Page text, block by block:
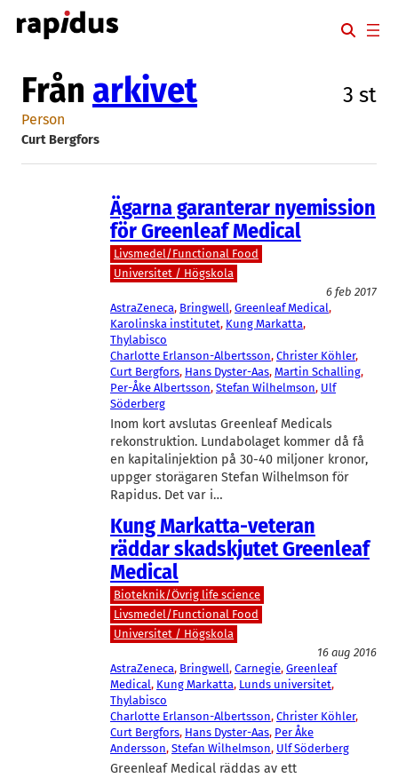
Hoppa
till
Från arkivet 3 st
Person
Curt Bergfors
Ägarna garanterar nyemission
för Greenleaf Medical
Livsmedel/Functional Food
Universitet / Högskola
6 feb 2017
AstraZeneca, Bringwell, Greenleaf Medical
Karolinska institutet, Kung Markatta
Thylabisco
Charlotte Erlanson-Albertsson, Christer Köhler
Curt Bergfors, Hans Dyster-Aas, Martin Schalling
Per-Åke Albertsson, Stefan Wilhelmson, Ulf
Söderberg
Inom kort avslutas Greenleaf Medicals
rekonstruktion. Lundabolaget kommer då få
en kapitalinjektion på 30-40 miljoner kronor,
uppger storägaren Stefan Wilhelmson för
Rapidus. Det var i…
Kung Markatta-veteran
räddar skadskjutet Greenleaf
Medical
Bioteknik/Övrig life science
Livsmedel/Functional Food
Universitet / Högskola
16 aug 2016
AstraZeneca, Bringwell, Carnegie, Greenleaf
Medical, Kung Markatta, Lunds universitet
Thylabisco
Charlotte Erlanson-Albertsson, Christer Köhler
Curt Bergfors, Hans Dyster-Aas, Per Åke
Andersson, Stefan Wilhelmson, Ulf Söderberg
Greenleaf Medical räddas av ett